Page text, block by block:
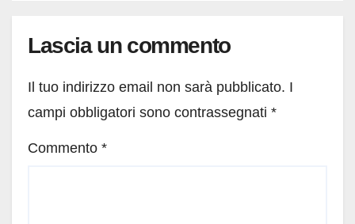
Lascia un commento
Il tuo indirizzo email non sarà pubblicato. I
campi obbligatori sono contrassegnati *
Commento *